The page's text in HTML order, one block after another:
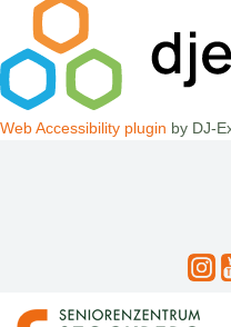
Web Accessibility plugin by DJ-